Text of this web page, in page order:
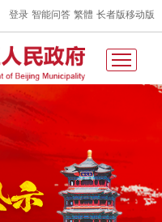
登录 智能问答 繁體 长者版移动版